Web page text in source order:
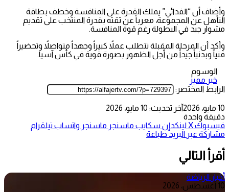
وأضاف أن “الفدائي” يملك القدرة على المنافسة وخطف بطاقة
التأهل عن المجموعة، معرباً عن ثقته بقدرة المنتخب على تقديم
مشوار جيد في البطولة رغم قوة المنافسة.
وأكد أن المرحلة المقبلة تتطلب عملاً كبيراً وجهداً متواصلاً وتحضيراً
فنياً وبدنياً جيداً من أجل الظهور بصورة قوية في كأس آسيا.
الوسوم
خبر مميز
الرابط المختصر:
10 مايو، 2026
آخر تحديث: 10 مايو، 2026
دقيقة واحدة
فيسبوك‫Xلينكدإن سكايب ماسنجر ماسنجر واتساب تيلقرام
مشاركة عبر البريد طباعة
أقرأ التالي
أخبار الرياضة
10 أغسطس، 2026